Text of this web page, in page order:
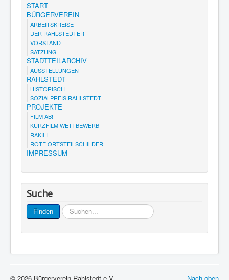
START
BÜRGERVEREIN
ARBEITSKREISE
DER RAHLSTEDTER
VORSTAND
SATZUNG
STADTTEILARCHIV
AUSSTELLUNGEN
RAHLSTEDT
HISTORISCH
SOZIALPREIS RAHLSTEDT
PROJEKTE
FILM AB!
KURZFILM WETTBEWERB
RAKILI
ROTE ORTSTEILSCHILDER
IMPRESSUM
Suche
Finden Suchen...